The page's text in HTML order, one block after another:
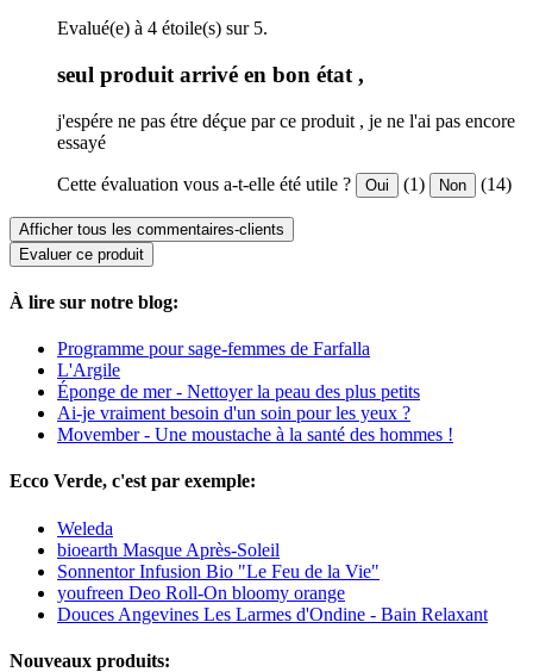
Evalué(e) à 4 étoile(s) sur 5.
seul produit arrivé en bon état ,
j'espére ne pas étre déçue par ce produit , je ne l'ai pas encore
essayé
Cette évaluation vous a-t-elle été utile ? Oui (1) Non (14)
Afficher tous les commentaires-clients
Evaluer ce produit
À lire sur notre blog:
Programme pour sage-femmes de Farfalla
L'Argile
Éponge de mer - Nettoyer la peau des plus petits
Ai-je vraiment besoin d'un soin pour les yeux ?
Movember - Une moustache à la santé des hommes !
Ecco Verde, c'est par exemple:
Weleda
bioearth Masque Après-Soleil
Sonnentor Infusion Bio "Le Feu de la Vie"
youfreen Deo Roll-On bloomy orange
Douces Angevines Les Larmes d'Ondine - Bain Relaxant
Nouveaux produits: